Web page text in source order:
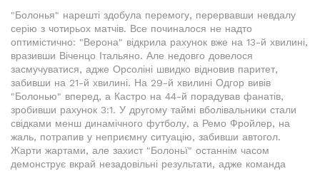
"Болонья" нарешті здобула перемогу, перервавши невдалу
серію з чотирьох матчів. Все починалося не надто
оптимістично: "Верона" відкрила рахунок вже на 13-й хвилині,
вразивши Віченцо Італьяно. Але недовго довелося
засмучуватися, адже Орсоліні швидко відновив паритет,
забивши на 21-й хвилині. На 29-й хвилині Одгор вивів
"Болонью" вперед, а Кастро на 44-й порадував фанатів,
зробивши рахунок 3:1. У другому таймі вболівальники стали
свідками менш динамічного футболу, а Ремо Фройлер, на
жаль, потрапив у неприємну ситуацію, забивши автогол.
Жарти жартами, але захист "Болоньї" останнім часом
демонструє вкрай незадовільні результати, адже команда